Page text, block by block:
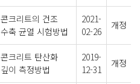
콘크리트의 건조
수축 균열 시험방법
2021-
02-26
개정
콘크리트 탄산화
깊이 측정방법
2019-
12-31
개정